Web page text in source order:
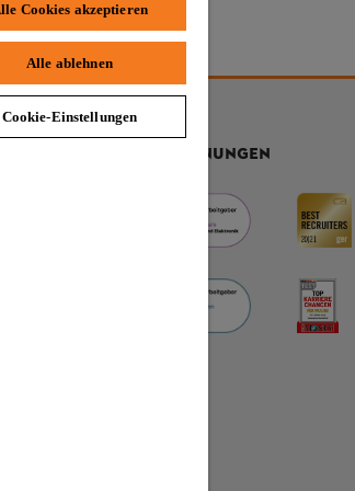
AUSZEICHNUNGEN
Cookies akzeptieren
Alle ablehnen
Cookie-Einstellungen